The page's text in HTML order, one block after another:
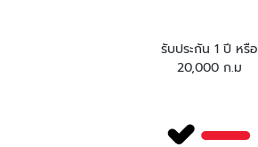
รับประกัน 1 ปี หรือ
20,000 ก.ม